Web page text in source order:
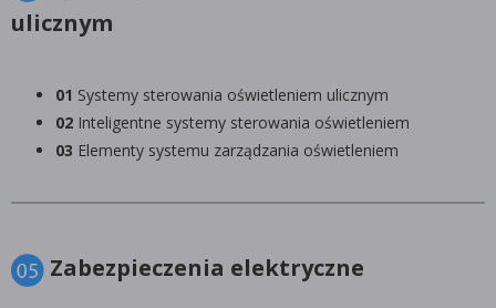
ulicznym
01 Systemy sterowania oświetleniem ulicznym
02 Inteligentne systemy sterowania oświetleniem
03 Elementy systemu zarządzania oświetleniem
Zabezpieczenia elektryczne